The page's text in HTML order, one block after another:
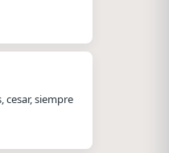
cesar, siempre